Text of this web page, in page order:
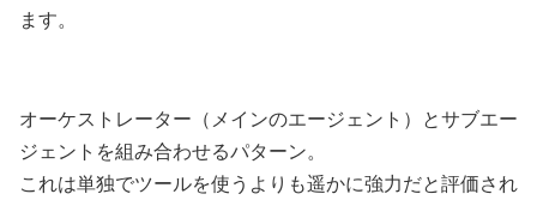
ます。
オーケストレーター（メインのエージェント）とサブエー
ジェントを組み合わせるパターン。
これは単独でツールを使うよりも遥かに強力だと評価され